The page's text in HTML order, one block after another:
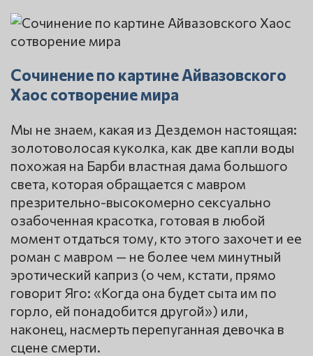
Сочинение по картине Айвазовского
Хаос сотворение мира
Мы не знаем, какая из Дездемон настоящая:
золотоволосая куколка, как две капли воды
похожая на Барби властная дама большого
света, которая обращается с мавром
презрительно-высокомерно сексуально
озабоченная красотка, готовая в любой
момент отдаться тому, кто этого захочет и ее
роман с мавром — не более чем минутный
эротический каприз (о чем, кстати, прямо
говорит Яго: «Когда она будет сыта им по
горло, ей понадобится другой») или,
наконец, насмерть перепуганная девочка в
сцене смерти.